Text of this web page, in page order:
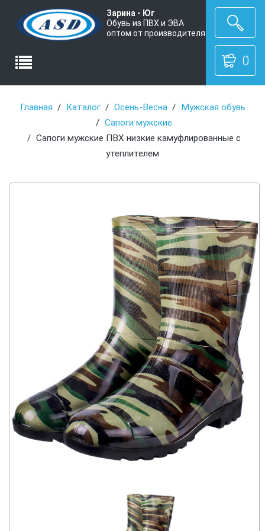
Зарина - Юг
Обувь из ПВХ и ЭВА
оптом от производителя
0
Главная Каталог Осень-Весна
Мужская обувь
Сапоги мужские
Сапоги мужские ПВХ низкие камуфлированные с
утеплителем